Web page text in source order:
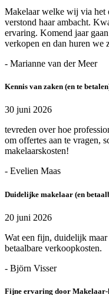
Makelaar welke wij via het
verstond haar ambacht.
ervaring. Komend jaar
verkopen en dan huren we
- Marianne van der Meer
Kennis van zaken (en te
30 juni 2026
tevreden over hoe
om offertes aan te vragen,
makelaarskosten!
- Evelien Maas
Duidelijke makelaar (en
20 juni 2026
Wat een fijn, duidelijk
betaalbare verkoopkosten.
- Björn Visser
Fijne ervaring door